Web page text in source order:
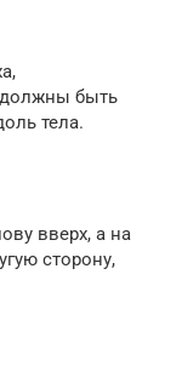
быть
тела.
вверх, а на
сторону,